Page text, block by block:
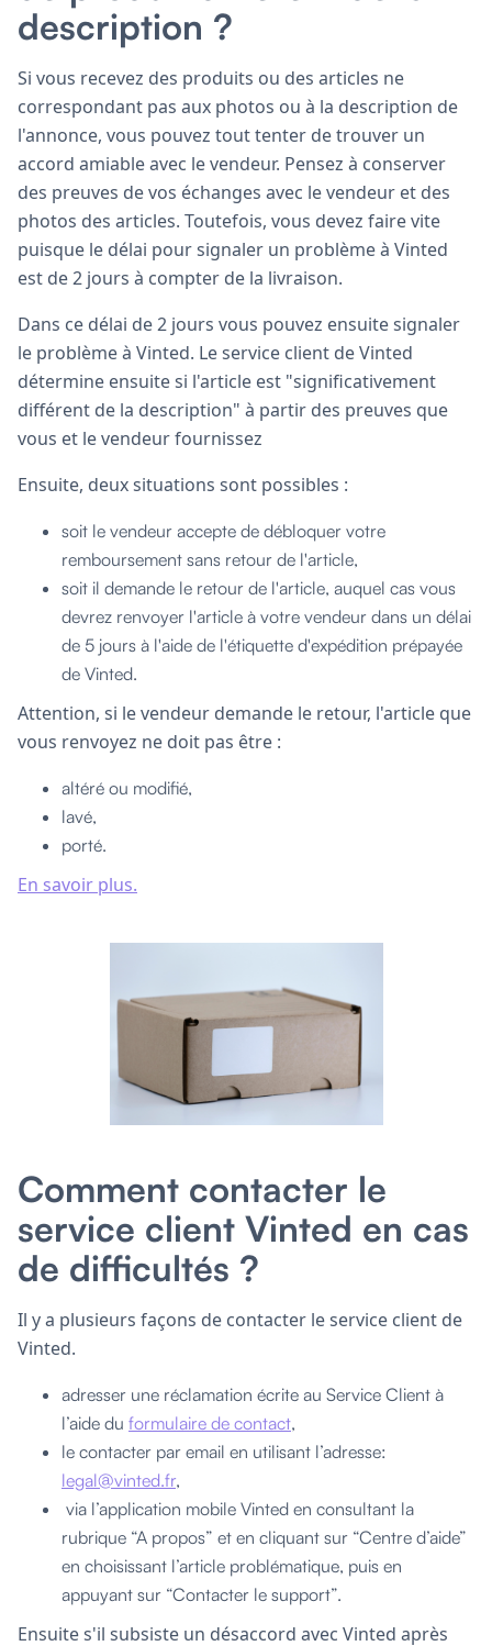
description ?
Si vous recevez des produits ou des articles ne
correspondant pas aux photos ou à la description de
l'annonce, vous pouvez tout tenter de trouver un
accord amiable avec le vendeur. Pensez à conserver
des preuves de vos échanges avec le vendeur et des
photos des articles. Toutefois, vous devez faire vite
puisque le délai pour signaler un problème à Vinted
est de 2 jours à compter de la livraison.
Dans ce délai de 2 jours vous pouvez ensuite signaler
le problème à Vinted. Le service client de Vinted
détermine ensuite si l'article est "significativement
différent de la description" à partir des preuves que
vous et le vendeur fournissez
Ensuite, deux situations sont possibles :
soit le vendeur accepte de débloquer votre
remboursement sans retour de l'article,
soit il demande le retour de l'article, auquel cas vous
devrez renvoyer l'article à votre vendeur dans un délai
de 5 jours à l'aide de l'étiquette d'expédition prépayée
de Vinted.
Attention, si le vendeur demande le retour, l'article que
vous renvoyez ne doit pas être :
altéré ou modifié,
lavé,
porté.
En savoir plus.
Comment contacter le
service client Vinted en cas
de difficultés ?
Il y a plusieurs façons de contacter le service client de
Vinted.
adresser une réclamation écrite au Service Client à
l’aide du formulaire de contact,
le contacter par email en utilisant l’adresse:
legal@vinted.fr,
via l’application mobile Vinted en consultant la
rubrique “A propos” et en cliquant sur “Centre d’aide”
en choisissant l’article problématique, puis en
appuyant sur “Contacter le support”.
Ensuite s'il subsiste un désaccord avec Vinted après